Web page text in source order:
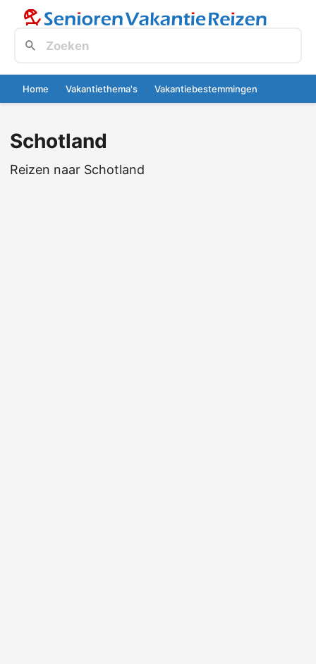
Home Vakantiethema's Vakantiebestemmingen
Schotland
Reizen naar Schotland